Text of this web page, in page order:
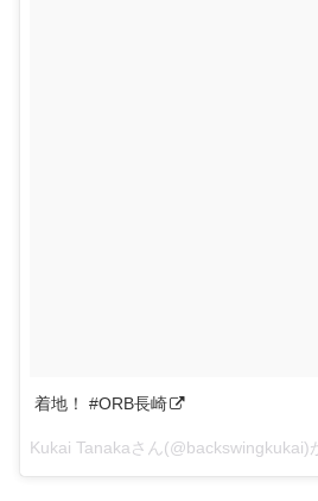
着地！ #ORB長崎
Kukai Tanakaさん(@backswingkukai)